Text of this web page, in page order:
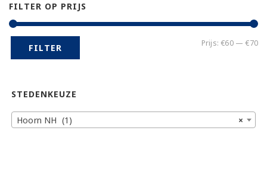
FILTER OP PRIJS
FILTER Prijs:€60—€70
STEDENKEUZE
×
Hoorn NH (1)